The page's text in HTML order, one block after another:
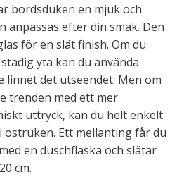
bordsduken en mjuk och
anpassas efter din smak. Den
för en slät finish. Om du
yta kan du använda
det utseendet. Men om
trenden med ett mer
uttryck, kan du helt enkelt
Ett mellanting får du
en duschflaska och slätar
cm.